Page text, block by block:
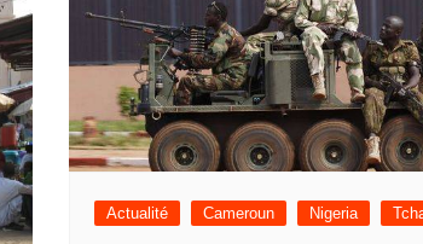
Actualité Cameroun Nigeria